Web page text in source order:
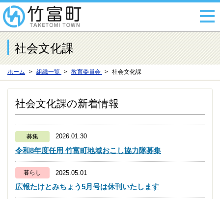
社会文化課
ホーム 組織一覧 教育委員会 社会文化課
社会文化課の新着情報
募集 2026.01.30
令和8年度任用 竹富町地域おこし協力隊募集
暮らし 2025.05.01
広報たけとみちょう5月号は休刊いたします